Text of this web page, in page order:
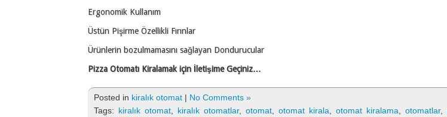
Ergonomik Kullanım
Üstün Pişirme Özellikli Fırınlar
Ürünlerin bozulmamasını sağlayan Dondurucular
Pizza Otomatı Kiralamak için İletişime Geçiniz…
Posted in kiralık otomat | No Comments »
Tags: kiralık otomat kiralık otomatlar, otomat otomat kirala otomat kiralama otomatlar,